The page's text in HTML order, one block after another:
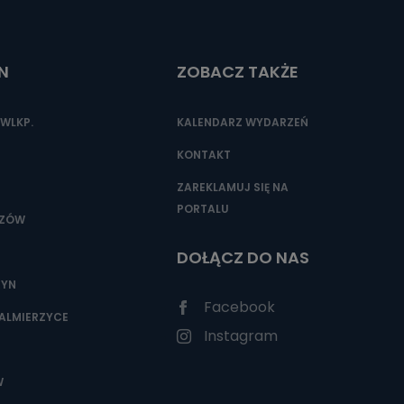
ZOBACZ TAKŻE
KALENDARZ WYDARZEŃ
KONTAKT
ZAREKLAMUJ SIĘ NA
PORTALU
DOŁĄCZ DO NAS
Facebook
Instagram